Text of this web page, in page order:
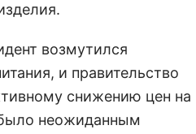
возмутился
и правительство
снижению цен на
неожиданным